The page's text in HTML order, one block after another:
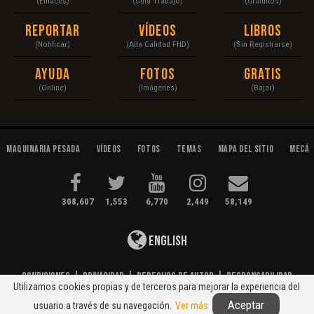
Reportar
(Notificar)
Ayuda
(Online)
Vídeos
(Alta Calidad FHD)
Fotos
(Imágenes)
Libros
(Sin Registrarse)
Gratis
(Bajar)
Maquinaria Pesada Vídeos Fotos Temas Mapa del Sitio
308,607 1,553 6,770 2,449 58,149
English
Condiciones|Privacidad|Derechos de Autor|Responsabilidad
© 2020 Maquinaria Pesada. Operación, Mecánica, Mantenimiento...
Utilizamos cookies propias y de terceros para mejorar la experiencia del
usuario a través de su navegación. Ver más Aceptar